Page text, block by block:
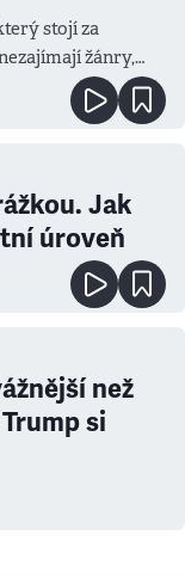
stojí za
žánry,
Jak
úroveň
než
si